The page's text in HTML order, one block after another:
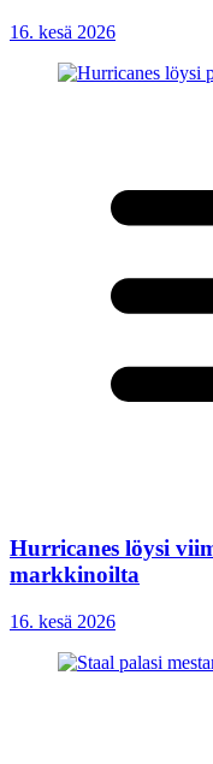
16. kesä 2026
Hurricanes löysi
markkinoilta
16. kesä 2026